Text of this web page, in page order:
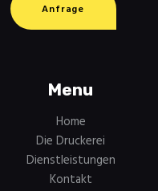
Anfrage
Menu
Home
Die Druckerei
Dienstleistungen
Kontakt